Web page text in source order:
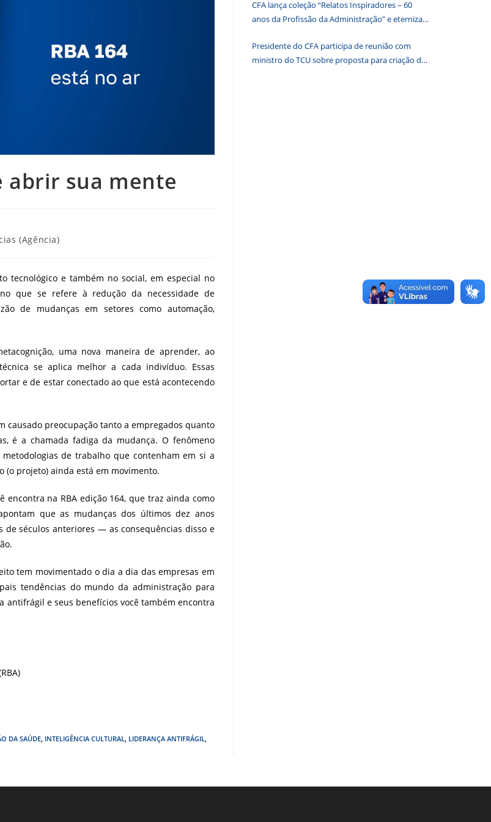
abrir sua mente
(Agência)
tecnológico e também no social, em especial no
que se refere à redução da necessidade de
de mudanças em setores como automação,
uma nova maneira de aprender, ao
se aplica melhor a cada indivíduo. Essas
e de estar conectado ao que está acontecendo
causado preocupação tanto a empregados quanto
é a chamada fadiga da mudança. O fenômeno
de trabalho que contenham em si a
projeto) ainda está em movimento.
encontra na RBA edição 164, que traz ainda como
que as mudanças dos últimos dez anos
séculos anteriores — as consequências disso e
tem movimentado o dia a dia das empresas em
tendências do mundo da administração para
antifrágil e seus benefícios você também encontra
DA SAÚDE, INTELIGÊNCIA CULTURAL, LIDERANÇA ANTIFRÁGIL,
CFA lança coleção “Relatos Inspiradores – 60
anos da Profissão da Administração” e eterniza
Presidente do CFA participa de reunião com
ministro do TCU sobre proposta para criação de